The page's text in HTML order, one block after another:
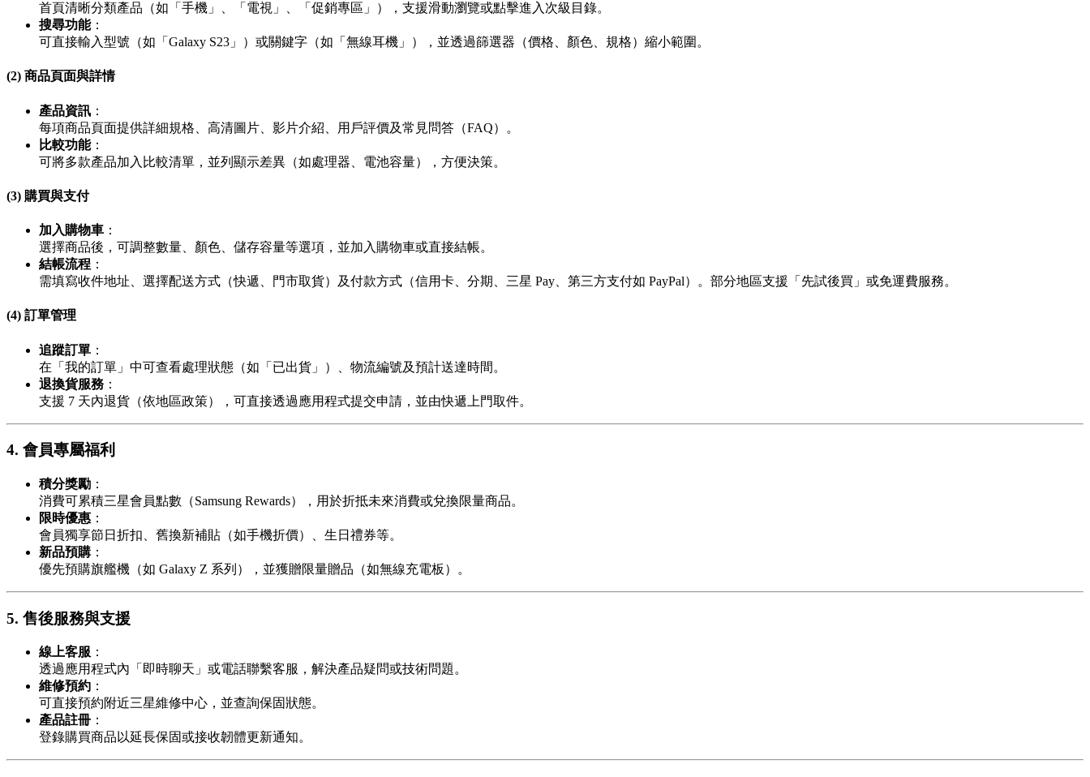
首頁清晰分類產品（如「手機」、「電視」、「促銷專區」），支援滑動瀏覽或點擊進入次級目錄。
搜尋功能：
可直接輸入型號（如「Galaxy S23」）或關鍵字（如「無線耳機」），並透過篩選器（價格、顏色、規格）縮小範圍。
(2) 商品頁面與詳情
產品資訊 ：
每項商品頁面提供詳細規格、高清圖片、影片介紹、用戶評價及常見問答（FAQ）。
比較功能：
可將多款產品加入比較清單，並列顯示差異（如處理器、電池容量），方便決策。
(3) 購買與支付
加入購物車 ：
選擇商品後，可調整數量、顏色、儲存容量等選項，並加入購物車或直接結帳。
結帳流程 ：
需填寫收件地址、選擇配送方式（快遞、門市取貨）及付款方式（信用卡、分期、三星 Pay、第三方支付如 PayPal）。部分地區支援「先試後買」或免運費服務。
(4) 訂單管理
追蹤訂單 ：
在「我的訂單」中可查看處理狀態（如「已出貨」）、物流編號及預計送達時間。
退換貨服務 ：
支援 7 天內退貨（依地區政策），可直接透過應用程式提交申請，並由快遞上門取件。
4. 會員專屬福利
積分獎勵 ：
消費可累積三星會員點數（Samsung Rewards），用於折抵未來消費或兌換限量商品。
限時優惠 ：
會員獨享節日折扣、舊換新補貼（如手機折價）、生日禮券等。
新品預購 ：
優先預購旗艦機（如 Galaxy Z 系列），並獲贈限量贈品（如無線充電板）。
5. 售後服務與支援
線上客服 ：
透過應用程式內「即時聊天」或電話聯繫客服，解決產品疑問或技術問題。
維修預約 ：
可直接預約附近三星維修中心，並查詢保固狀態。
產品註冊 ：
登錄購買商品以延長保固或接收韌體更新通知。